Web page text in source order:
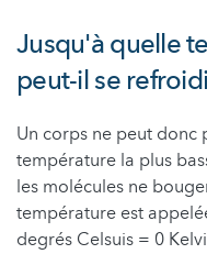
Jusqu'à quelle
peut-il se
Un corps ne peut donc
température la plus
les molécules ne
température est
degrés Celsuis = 0